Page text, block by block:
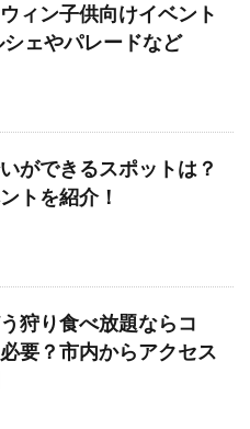
ィン子供向けイベント
ェやパレードなど
ができるスポットは？
トを紹介！
狩り食べ放題ならコ
要？市内からアクセス